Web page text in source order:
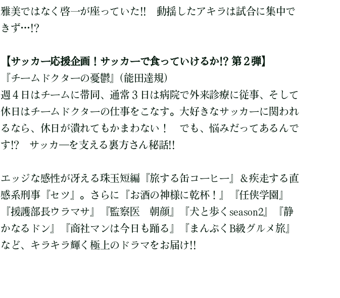
雅美ではなく啓一が座っていた!! 動揺したアキラは試合に集中で
きず…!?
【サッカー応援企画！サッカーで食っていけるか!? 第２弾】
『チームドクターの憂鬱』(能田達規)
週４日はチームに帯同、通常３日は病院で外来診療に従事、そして
休日はチームドクターの仕事をこなす。大好きなサッカーに関われ
るなら、休日が潰れてもかまわない！ でも、悩みだってあるんで
す!? サッカ―を支える裏方さん秘話!!
エッジな感性が冴える珠玉短編『旅する缶コーヒー』＆疾走する直
感系刑事『セツ』。さらに『お酒の神様に乾杯！』『任侠学園』
『援護部長ウラマサ』『監察医 朝顔』『犬と歩くseason2』『静
かなるドン』『商社マンは今日も踊る』『まんぷくB級グルメ旅』
など、キラキラ輝く極上のドラマをお届け!!